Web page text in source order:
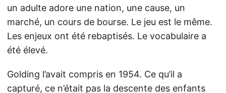
un adulte adore une nation, une cause, un
marché, un cours de bourse. Le jeu est le même.
Les enjeux ont été rebaptisés. Le vocabulaire a
été élevé.
Golding l’avait compris en 1954. Ce qu’il a
capturé, ce n’était pas la descente des enfants